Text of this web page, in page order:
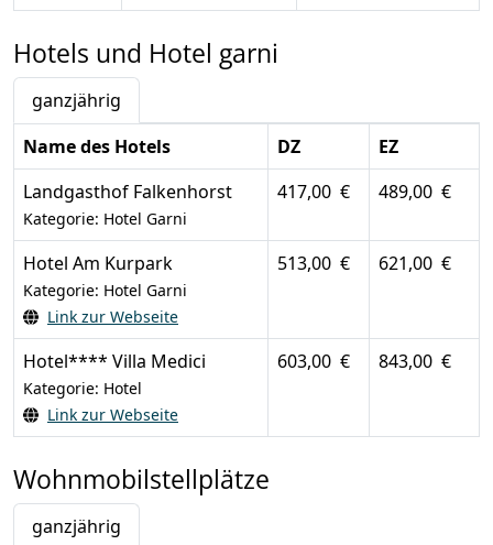
Hotels und Hotel garni
ganzjährig
Name des Hotels
DZ
EZ
Landgasthof Falkenhorst
Kategorie: Hotel Garni
417,00 € 489,00 €
Hotel Am Kurpark
Kategorie: Hotel Garni
Link zur Webseite
513,00 € 621,00 €
Hotel**** Villa Medici
Kategorie: Hotel
Link zur Webseite
603,00 € 843,00 €
Wohnmobilstellplätze
ganzjährig